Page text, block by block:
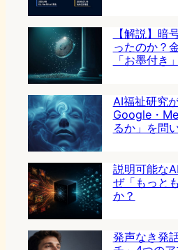
【解説】暗
ったのか？
「お墨付き
AI福祉研究
Google・
るか」を問
説明可能な
ぜ「もっと
か？
発声なき発